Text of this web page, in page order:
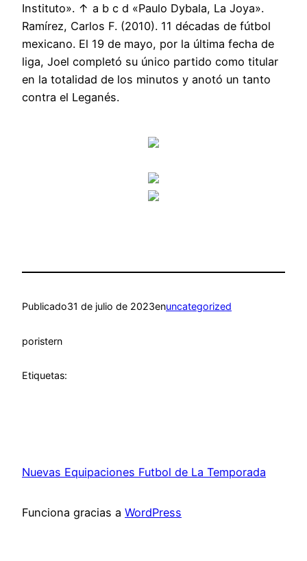
Instituto». ↑ a b c d «Paulo Dybala, La Joya».
Ramírez, Carlos F. (2010). 11 décadas de fútbol
mexicano. El 19 de mayo, por la última fecha de
liga, Joel completó su único partido como titular
en la totalidad de los minutos y anotó un tanto
contra el Leganés.
Publicado31 de julio de 2023enuncategorized
poristern
Etiquetas:
Nuevas Equipaciones Futbol de La Temporada
Funciona gracias a WordPress